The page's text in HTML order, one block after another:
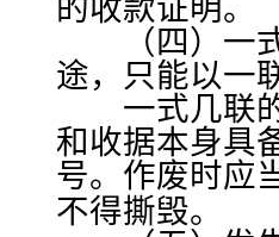
的收款证明。
（四）一式
途，只能以一
一式几联的
和收据本身具
号。作废时应
不得撕毁。